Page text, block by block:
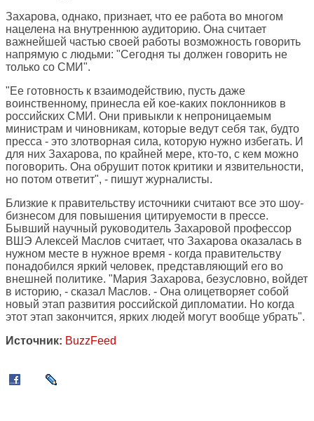
Захарова, однако, признает, что ее работа во многом
нацелена на внутреннюю аудиторию. Она считает
важнейшей частью своей работы возможность говорить
напрямую с людьми: "Сегодня ты должен говорить не
только со СМИ".
"Ее готовность к взаимодействию, пусть даже
воинственному, принесла ей кое-каких поклонников в
российских СМИ. Они привыкли к непроницаемым
министрам и чиновникам, которые ведут себя так, будто
пресса - это злотворная сила, которую нужно избегать. И
для них Захарова, по крайней мере, кто-то, с кем можно
поговорить. Она обрушит поток критики и язвительности,
но потом ответит", - пишут журналисты.
Близкие к правительству источники считают все это шоу-
бизнесом для повышения цитируемости в прессе.
Бывший научный руководитель Захаровой профессор
ВШЭ Алексей Маслов считает, что Захарова оказалась в
нужном месте в нужное время - когда правительству
понадобился яркий человек, представляющий его во
внешней политике. "Мария Захарова, безусловно, войдет
в историю, - сказал Маслов. - Она олицетворяет собой
новый этап развития российской дипломатии. Но когда
этот этап закончится, ярких людей могут вообще убрать".
Источник: BuzzFeed